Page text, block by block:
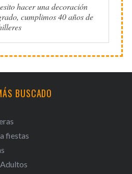
hacer una decoración
cumplimos 40 años de
BUSCADO
fiestas